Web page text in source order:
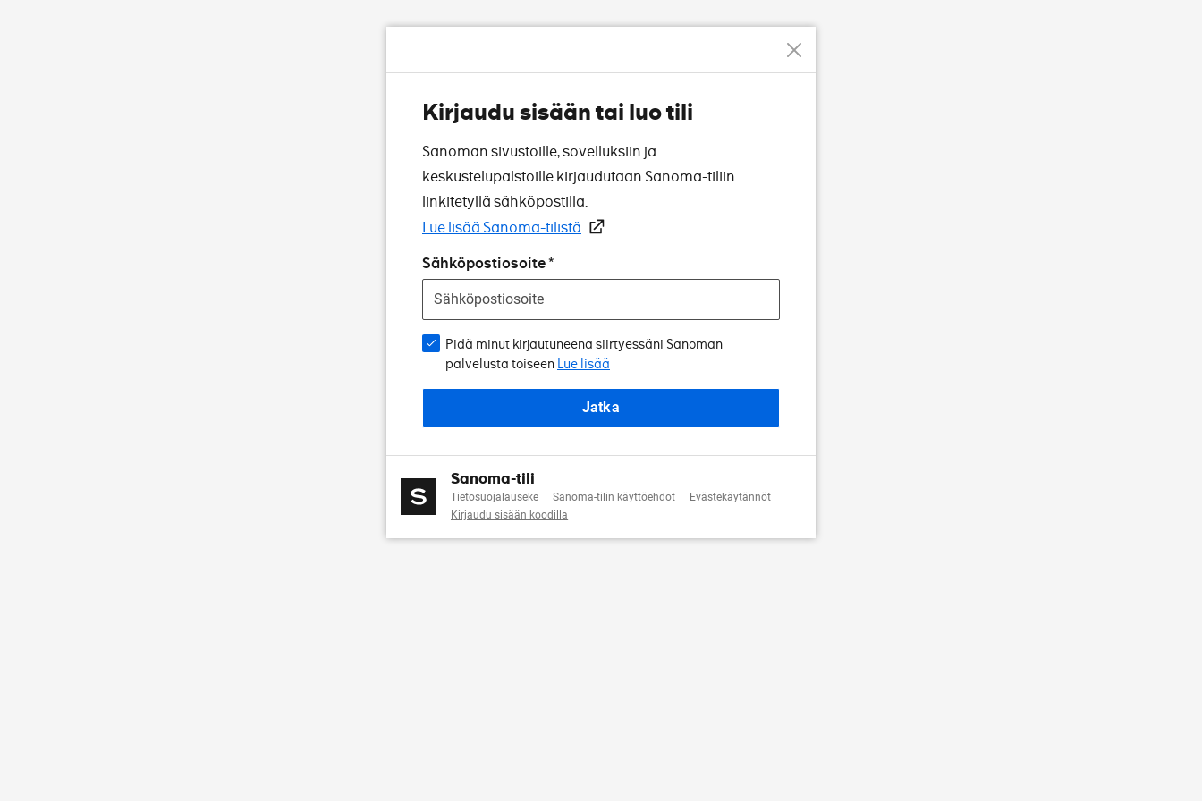
Kirjaudu sisään tai luo tili
Sanoman sivustoille, sovelluksiin ja
keskustelupalstoille kirjaudutaan Sanoma-tiliin
linkitetyllä sähköpostilla.
Lue lisää Sanoma-tilistä
Sähköpostiosoite
Pidä minut kirjautuneena siirtyessäni Sanoman
palvelusta toiseen Lue lisää
Jatka
Sanoma-tili
Tietosuojalauseke Sanoma-tilin käyttöehdot
Evästekäytännöt
Kirjaudu sisään koodilla